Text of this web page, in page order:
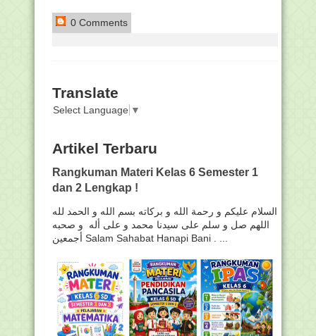
0 Comments
Translate
Select Language ▼
Artikel Terbaru
Rangkuman Materi Kelas 6 Semester 1
dan 2 Lengkap !
السلام عليكم و رحمة الله و بركاته بسم الله و الحمد لله
اللهم صل و سلم على سيدنا محمد و على أله و صحبه
أجمعين Salam Sahabat Hanapi Bani . ...